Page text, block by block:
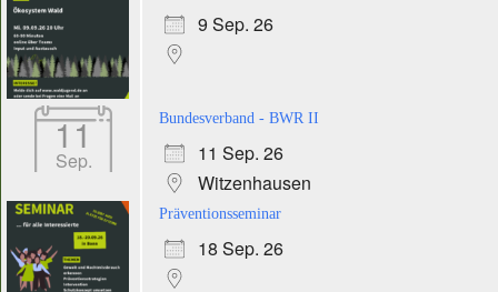
9 Sep. 26
11
Sep.
Bundesverband - BWR II
11 Sep. 26
Witzenhausen
Präventionsseminar
18 Sep. 26